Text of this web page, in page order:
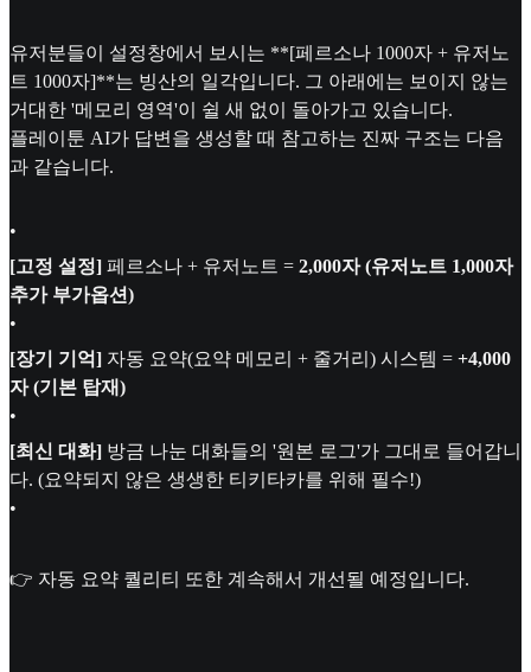
유저분들이 설정창에서 보시는 **[페르소나 1000자 + 유저노
트 1000자]**는 빙산의 일각입니다. 그 아래에는 보이지 않는
거대한 '메모리 영역'이 쉴 새 없이 돌아가고 있습니다.
플레이툰 AI가 답변을 생성할 때 참고하는 진짜 구조는 다음
과 같습니다.
•
[고정 설정] 페르소나 + 유저노트 = 2,000자 (유저노트 1,000자
추가 부가옵션)
•
[장기 기억] 자동 요약(요약 메모리 + 줄거리) 시스템 = +4,000
자 (기본 탑재)
•
[최신 대화] 방금 나눈 대화들의 '원본 로그'가 그대로 들어갑니
다. (요약되지 않은 생생한 티키타카를 위해 필수!)
•
👉 자동 요약 퀄리티 또한 계속해서 개선될 예정입니다.